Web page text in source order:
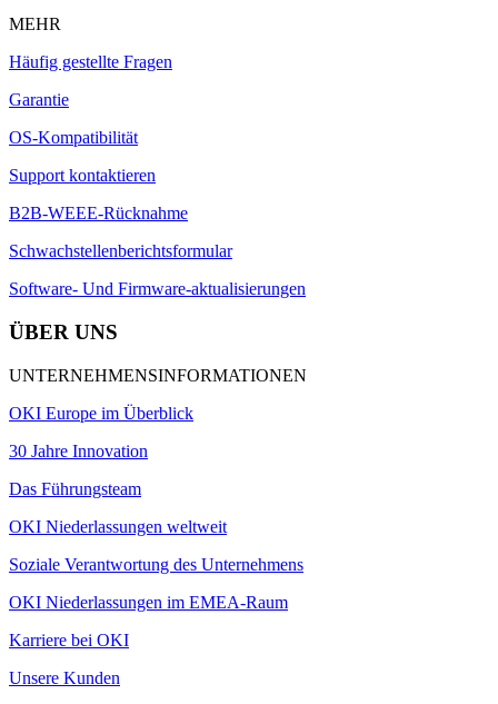
MEHR
Häufig gestellte Fragen
Garantie
OS-Kompatibilität
Support kontaktieren
B2B-WEEE-Rücknahme
Schwachstellenberichtsformular
Software- Und Firmware-aktualisierungen
ÜBER UNS
UNTERNEHMENSINFORMATIONEN
OKI Europe im Überblick
30 Jahre Innovation
Das Führungsteam
OKI Niederlassungen weltweit
Soziale Verantwortung des Unternehmens
OKI Niederlassungen im EMEA-Raum
Karriere bei OKI
Unsere Kunden